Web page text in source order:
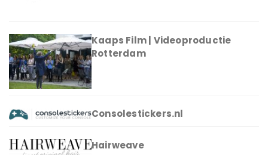
Kaaps Film | Videoproductie
Rotterdam
Consolestickers.nl
Hairweave